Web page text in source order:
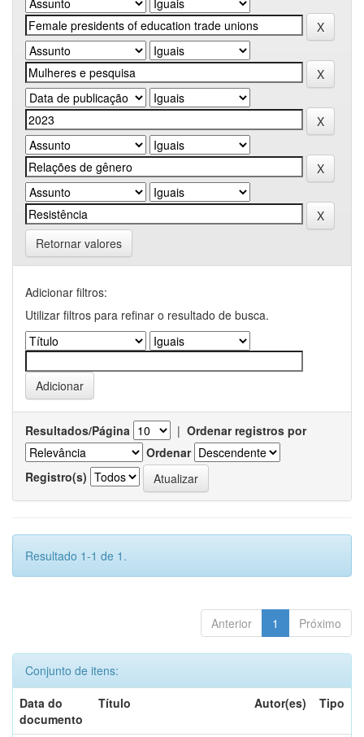
Retornar valores
Adicionar filtros:
Utilizar filtros para refinar o resultado de busca.
Resultados/Página | Ordenar registros por
Ordenar
Registro(s)
Resultado 1-1 de 1.
Anterior 1 Próximo
Conjunto de itens:
Data do
documento
Título Autor(es) Tipo